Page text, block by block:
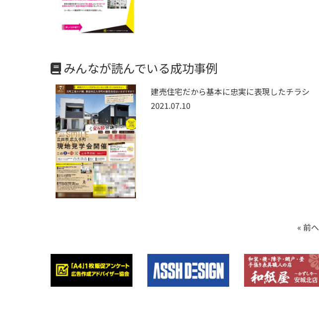
みんなが読んでいる成功事例
建売住宅だから基本に忠実に表現したチラシ
2021.07.10
« 前へ